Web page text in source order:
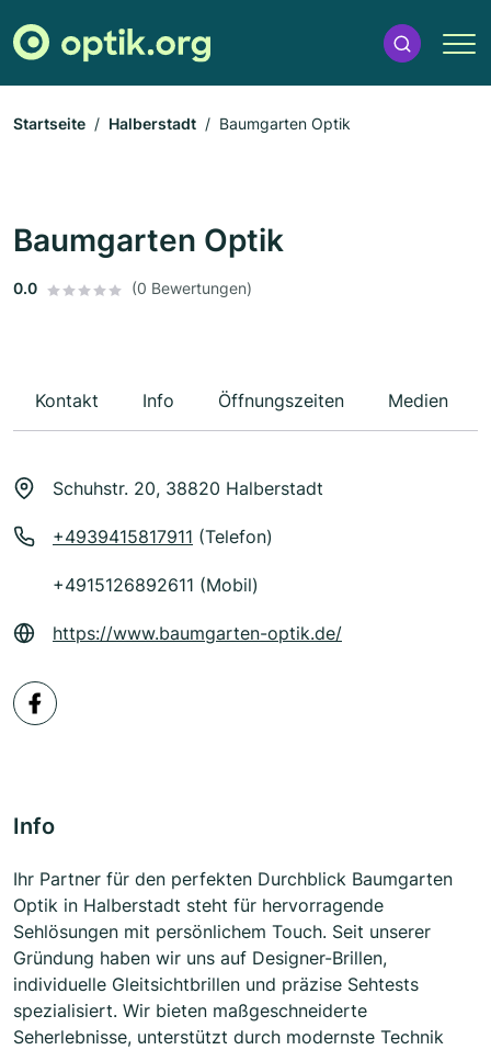
Startseite Halberstadt Baumgarten Optik
Baumgarten Optik
0.0 (0 Bewertungen)
Kontakt Info Öffnungszeiten Medien
Schuhstr. 20, 38820 Halberstadt
+4939415817911 (Telefon)
+4915126892611 (Mobil)
https://www.baumgarten-optik.de/
Info
Ihr Partner für den perfekten Durchblick Baumgarten
Optik in Halberstadt steht für hervorragende
Sehlösungen mit persönlichem Touch. Seit unserer
Gründung haben wir uns auf Designer-Brillen,
individuelle Gleitsichtbrillen und präzise Sehtests
spezialisiert. Wir bieten maßgeschneiderte
Seherlebnisse, unterstützt durch modernste Technik